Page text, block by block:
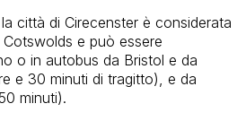
città di Cirecenster è considerata
e può essere
o in autobus da Bristol e da
e 30 minuti di tragitto), e da
minuti).